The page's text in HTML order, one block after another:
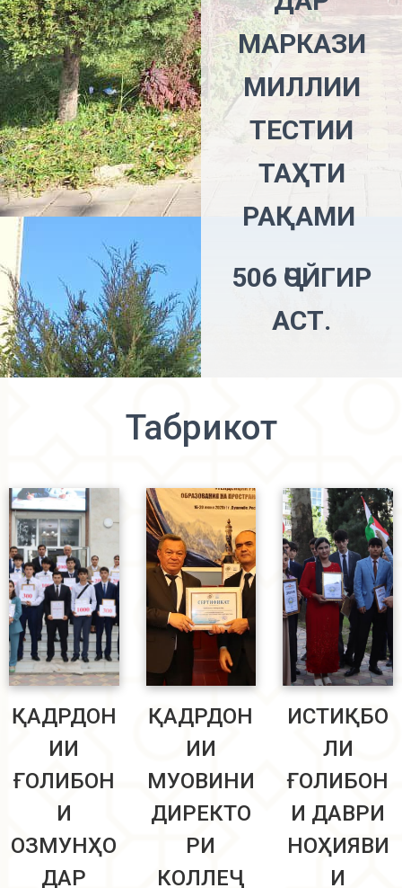
МАРКАЗИ
МИЛЛИИ
ТЕСТИИ
ТАҲТИ
РАҚАМИ
506 ҶОЙГИР
АСТ.
Табрикот
ҚАДРДОН
ИИ
ҒОЛИБОН
И
ОЗМУНҲО
ДАР
ҚАДРДОН
ИИ
МУОВИНИ
ДИРЕКТО
РИ
КОЛЛЕҶ
ИСТИҚБО
ЛИ
ҒОЛИБОН
И ДАВРИ
НОҲИЯВИ
И